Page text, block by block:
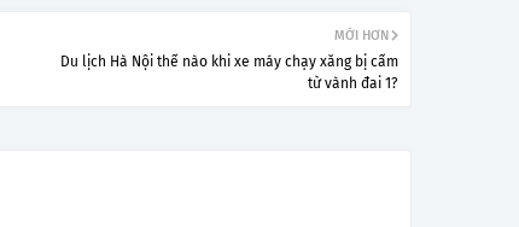
MỚI HƠN
Du lịch Hà Nội thế nào khi xe máy chạy xăng bị cấm
từ vành đai 1?